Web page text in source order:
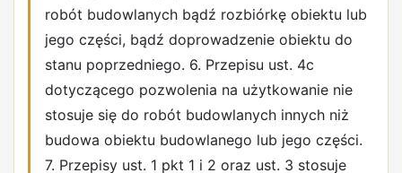
robót budowlanych bądź rozbiórkę obiektu lub
jego części, bądź doprowadzenie obiektu do
stanu poprzedniego. 6. Przepisu ust. 4c
dotyczącego pozwolenia na użytkowanie nie
stosuje się do robót budowlanych innych niż
budowa obiektu budowlanego lub jego części.
7. Przepisy ust. 1 pkt 1 i 2 oraz ust. 3 stosuje